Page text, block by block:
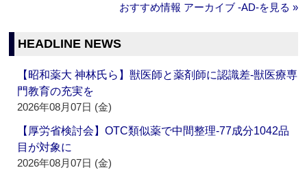
おすすめ情報 アーカイブ ‐AD‐を見る »
HEADLINE NEWS
【昭和薬大 神林氏ら】獣医師と薬剤師に認識差‐獣医療専
門教育の充実を
2026年08月07日 (金)
【厚労省検討会】OTC類似薬で中間整理‐77成分1042品
目が対象に
2026年08月07日 (金)